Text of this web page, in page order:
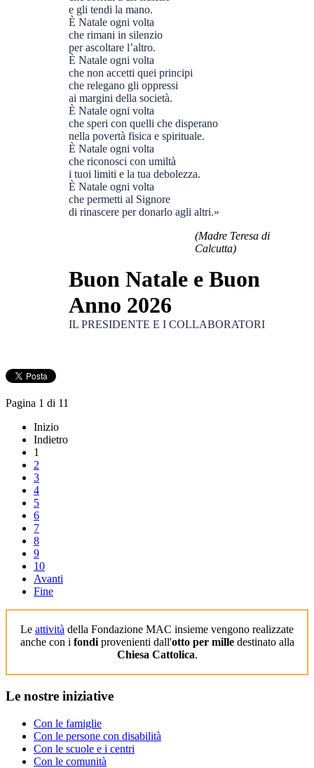
e gli tendi la mano.
È Natale ogni volta
che rimani in silenzio
per ascoltare l’altro.
È Natale ogni volta
che non accetti quei principi
che relegano gli oppressi
ai margini della società.
È Natale ogni volta
che speri con quelli che disperano
nella povertà fisica e spirituale.
È Natale ogni volta
che riconosci con umiltà
i tuoi limiti e la tua debolezza.
È Natale ogni volta
che permetti al Signore
di rinascere per donarlo agli altri.»
(Madre Teresa di
Calcutta)
Buon Natale e Buon
Anno 2026
IL PRESIDENTE E I COLLABORATORI
Pagina 1 di 11
Inizio
Indietro
1
2
3
4
5
6
7
8
9
10
Avanti
Fine
Le attività della Fondazione MAC insieme vengono realizzate
anche con i fondiprovenienti dall'otto per milledestinato alla
Chiesa Cattolica.
Le nostre iniziative
Con le famiglie
Con le persone con disabilità
Con le scuole e i centri
Con le comunità